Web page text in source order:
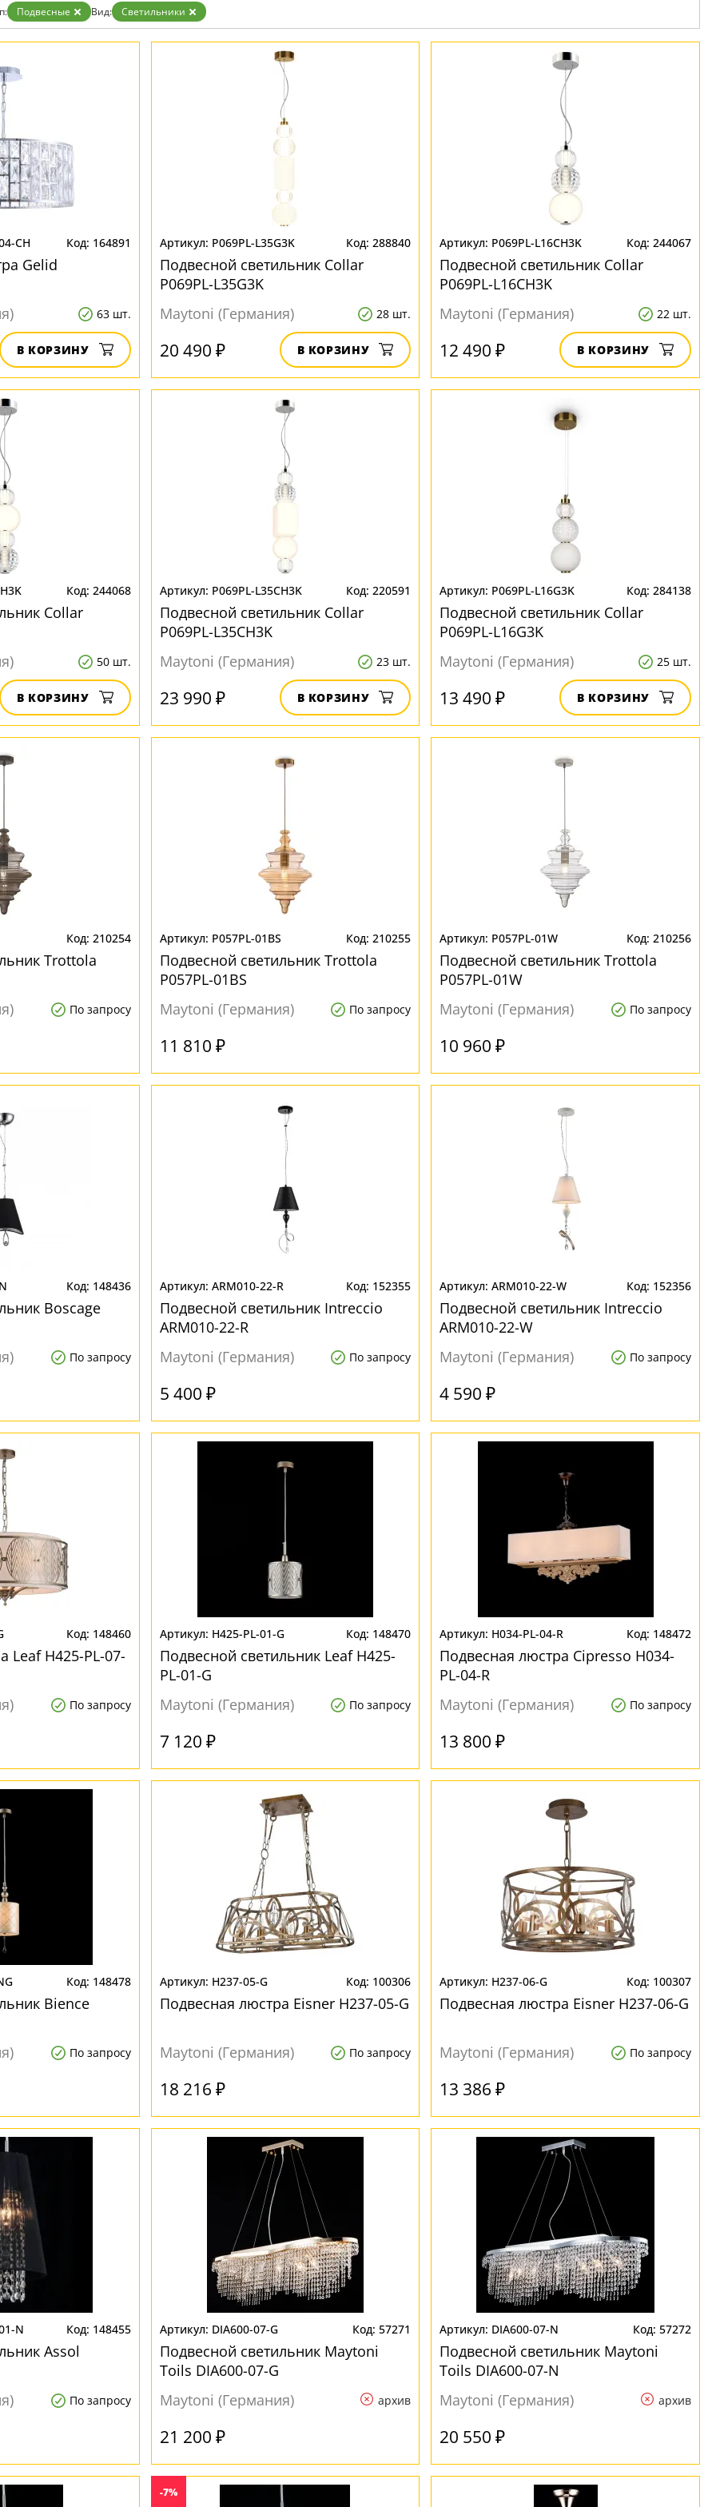
Золото
Прозрачные
Хром
Подвесные Вид: Светильники
CH 164891
Gelid
63 шт.
В КОРЗИНУ
P069PL-L35G3K 288840
Подвесной светильник Collar
P069PL-L35G3K
Maytoni (Германия)
28 шт.
20 490 ₽ В КОРЗИНУ
P069PL-L16CH3K 244067
Подвесной светильник Collar
P069PL-L16CH3K
Maytoni (Германия)
22 шт.
12 490 ₽ В КОРЗИНУ
244068
Collar
50 шт.
В КОРЗИНУ
P069PL-L35CH3K 220591
Подвесной светильник Collar
P069PL-L35CH3K
Maytoni (Германия)
23 шт.
23 990 ₽ В КОРЗИНУ
P069PL-L16G3K 284138
Подвесной светильник Collar
P069PL-L16G3K
Maytoni (Германия)
25 шт.
13 490 ₽ В КОРЗИНУ
210254
Trottola
По запросу
P057PL-01BS 210255
Подвесной светильник Trottola
P057PL-01BS
Maytoni (Германия)
По запросу
11 810 ₽
P057PL-01W 210256
Подвесной светильник Trottola
P057PL-01W
Maytoni (Германия)
По запросу
10 960 ₽
148436
Boscage
По запросу
ARM010-22-R 152355
Подвесной светильник Intreccio
ARM010-22-R
Maytoni (Германия)
По запросу
5 400 ₽
ARM010-22-W 152356
Подвесной светильник Intreccio
ARM010-22-W
Maytoni (Германия)
По запросу
4 590 ₽
148460
Leaf H425-PL-07-
По запросу
H425-PL-01-G 148470
Подвесной светильник Leaf H425-
PL-01-G
Maytoni (Германия)
По запросу
7 120 ₽
H034-PL-04-R 148472
Подвесная люстра Cipresso H034-
PL-04-R
Maytoni (Германия)
По запросу
13 800 ₽
148478
Bience
По запросу
H237-05-G 100306
Подвесная люстра Eisner H237-05-G
Maytoni (Германия) По запросу
18 216 ₽
H237-06-G 100307
Подвесная люстра Eisner H237-06-G
Maytoni (Германия) По запросу
13 386 ₽
N 148455
Assol
По запросу
DIA600-07-G 57271
Подвесной светильник Maytoni
Toils DIA600-07-G
Maytoni (Германия)
архив
21 200 ₽
DIA600-07-N 57272
Подвесной светильник Maytoni
Toils DIA600-07-N
Maytoni (Германия)
архив
20 550 ₽
-7%